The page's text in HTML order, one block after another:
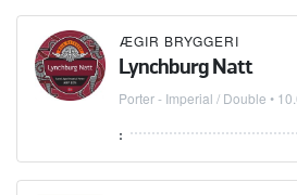
ÆGIR BRYGGERI
Lynchburg Natt
Porter - Imperial / Double •
: